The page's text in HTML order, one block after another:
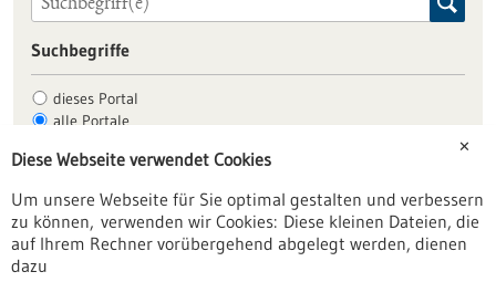
Suchbegriffe
dieses Portal
alle Portale
Allgemein
Fachbeiträge
Förderungen
✕
Diese Webseite verwendet Cookies
Um unsere Webseite für Sie optimal gestalten und verbessern
zu können, verwenden wir Cookies: Diese kleinen Dateien, die
auf Ihrem Rechner vorübergehend abgelegt werden, dienen
dazu